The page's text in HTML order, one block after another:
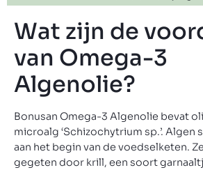
Wat zijn de
van Omega-3
Algenolie?
Bonusan Omega-3 Algenolie bevat
microalg ‘Schizochytrium sp.’. Algen
aan het begin van de voedselketen.
gegeten door krill, een soort